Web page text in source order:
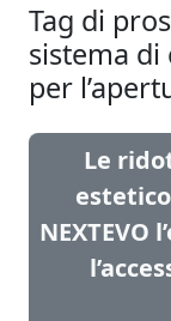
Tag di
sistema di
per
Le
NEXTEVO